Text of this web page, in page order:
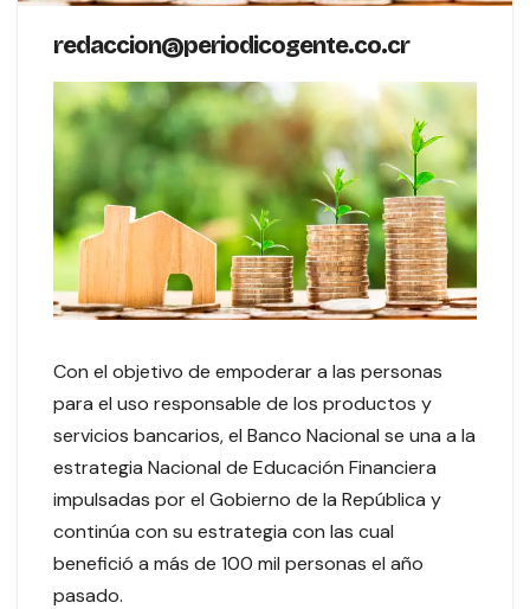
redaccion@periodicogente.co.cr
Con el objetivo de empoderar a las personas
para el uso responsable de los productos y
servicios bancarios, el Banco Nacional se una a la
estrategia Nacional de Educación Financiera
impulsadas por el Gobierno de la República y
continúa con su estrategia con las cual
benefició a más de 100 mil personas el año
pasado.